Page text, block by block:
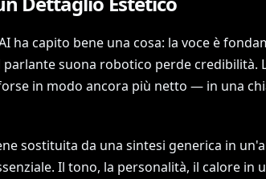
ha capito bene una cosa: la voce è
suona robotico perde credibilità.
in modo ancora più netto — in una
sostituita da una sintesi generica in
Il tono, la personalità, il calore in